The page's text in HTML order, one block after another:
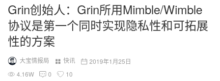
Grin创始人：Grin所用Mimble/Wimble
协议是第一个同时实现隐私性和可拓展
性的方案
大宝情报局 快讯
2019年1月25日
4.16W
0 10